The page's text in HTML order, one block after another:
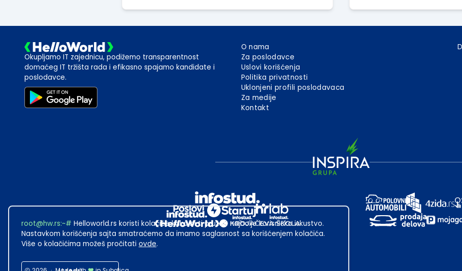
Okupljamo IT zajednicu, podižemo transparentnost
domaćeg IT tržišta rada i efikasno spajamo kandidate i
poslodavce.
O nama
Za poslodavce
Uslovi korišćenja
Politika privatnosti
Uklonjeni profili poslodavaca
Za medije
Kontakt
root@hw.rs:~# Helloworld.rs koristi kolačiće kako bi ti pružao najbolje korisničko iskustvo.
Nastavkom korišćenja sajta smatraćemo da imamo saglasnost sa korišćenjem kolačića.
Više o kolačićima možeš pročitati ovde.